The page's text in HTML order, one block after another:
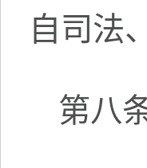
自司法
第八